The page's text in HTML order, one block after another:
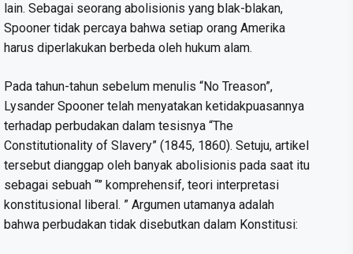
lain. Sebagai seorang abolisionis yang blak-blakan,
Spooner tidak percaya bahwa setiap orang Amerika
harus diperlakukan berbeda oleh hukum alam.
Pada tahun-tahun sebelum menulis “No Treason”,
Lysander Spooner telah menyatakan ketidakpuasannya
terhadap perbudakan dalam tesisnya “The
Constitutionality of Slavery” (1845, 1860). Setuju, artikel
tersebut dianggap oleh banyak abolisionis pada saat itu
sebagai sebuah “” komprehensif, teori interpretasi
konstitusional liberal. ” Argumen utamanya adalah
bahwa perbudakan tidak disebutkan dalam Konstitusi: